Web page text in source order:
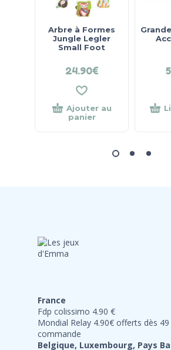
Arbre à Formes
Jungle Legler
Small Foot
24.90€
Ajouter au
panier
France
Fdp colissimo 4.90 €
Mondial Relay 4.90€ offerts dès 49
commande
Belgique, Luxembourg, Pays